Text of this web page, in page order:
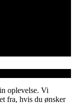
oplevelse. Vi
fra, hvis du ønsker